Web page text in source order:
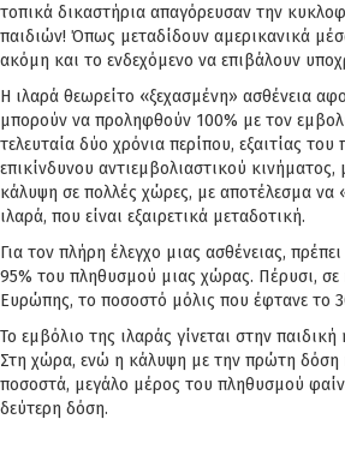
τοπικά δικαστήρια απαγόρευσαν την
παιδιών! Όπως μεταδίδουν αμερικανικά
ακόμη και το ενδεχόμενο να επιβάλουν
Η ιλαρά θεωρείτο «ξεχασμένη» ασθένεια
μπορούν να προληφθούν 100% με τον
τελευταία δύο χρόνια περίπου, εξαιτίας
επικίνδυνου αντιεμβολιαστικού
κάλυψη σε πολλές χώρες, με αποτέλεσμα να
ιλαρά, που είναι εξαιρετικά μεταδοτική.
Για τον πλήρη έλεγχο μιας ασθένειας,
95% του πληθυσμού μιας χώρας. Πέρυσι, σε
Ευρώπης, το ποσοστό μόλις που έφτανε το
Το εμβόλιο της ιλαράς γίνεται στην παιδική
Στη χώρα, ενώ η κάλυψη με την πρώτη δόση
ποσοστά, μεγάλο μέρος του πληθυσμού
δεύτερη δόση.